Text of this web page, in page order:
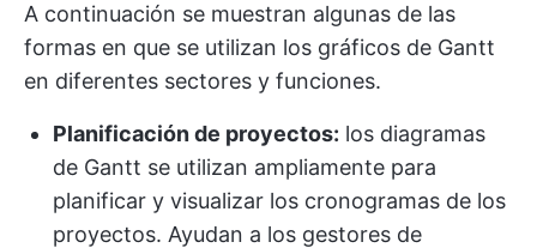
A continuación se muestran algunas de las
formas en que se utilizan los gráficos de Gantt
en diferentes sectores y funciones.
Planificación de proyectos: los diagramas
de Gantt se utilizan ampliamente para
planificar y visualizar los cronogramas de los
proyectos. Ayudan a los gestores de